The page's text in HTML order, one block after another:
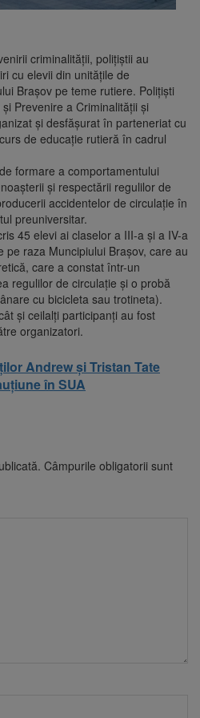
criminalității, polițiștii au
cu elevii din unitățile de
Brașov pe teme rutiere. Polițiști
Prevenire a Criminalității și
și desfășurat în parteneriat cu
de educație rutieră în cadrul
formare a comportamentului
și respectării regulilor de
accidentelor de circulație în
preuniversitar.
45 elevi ai claselor a III-a și a IV-a
raza Muncipiului Brașov, care au
care a constat într-un
regulilor de circulație și o probă
cu bicicleta sau trotineta).
și ceilalți participanți au fost
organizatori.
Andrew și Tristan Tate
în SUA
Câmpurile obligatorii sunt